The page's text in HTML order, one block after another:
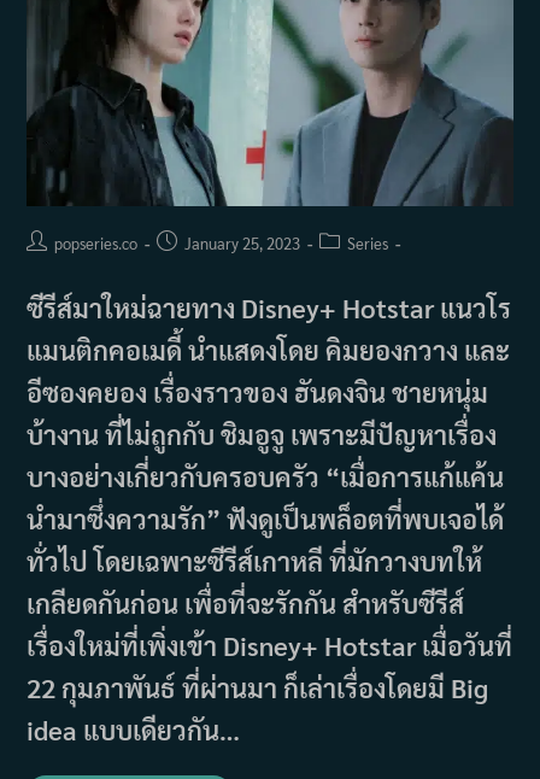
Postpopseries.co
PostJanuary 25, 2023
PostSeries
ซีรีส์มาใหม่ฉายทาง Disney+ Hotstar แนวโร
แมนติกคอเมดี้ นำแสดงโดย คิมยองกวาง และ
อีซองคยอง เรื่องราวของ ฮันดงจิน ชายหนุ่ม
บ้างาน ที่ไม่ถูกกับ ชิมอูจู เพราะมีปัญหาเรื่อง
บางอย่างเกี่ยวกับครอบครัว “เมื่อการแก้แค้น
นำมาซึ่งความรัก” ฟังดูเป็นพล็อตที่พบเจอได้
ทั่วไป โดยเฉพาะซีรีส์เกาหลี ที่มักวางบทให้
เกลียดกันก่อน เพื่อที่จะรักกัน สำหรับซีรีส์
เรื่องใหม่ที่เพิ่งเข้า Disney+ Hotstar เมื่อวันที่
22 กุมภาพันธ์ ที่ผ่านมา ก็เล่าเรื่องโดยมี Big
idea แบบเดียวกัน…